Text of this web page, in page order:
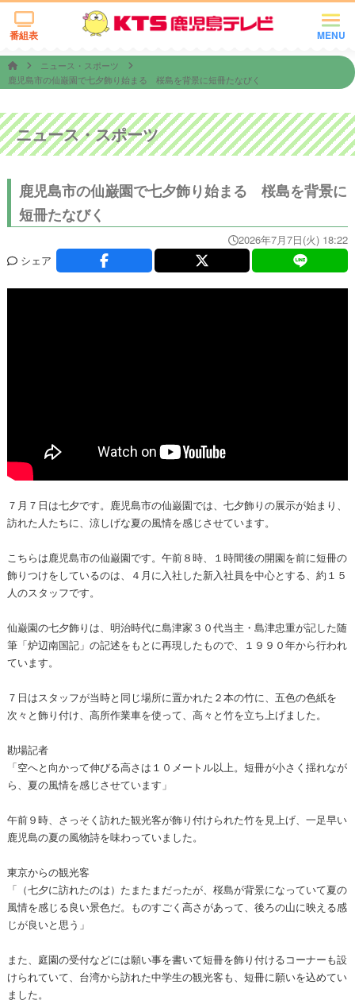
MENU
番組表
ニュース・スポーツ
鹿児島市の仙巌園で七夕飾り始まる 桜島を背景に短冊たなびく
ニュース・スポーツ
鹿児島市の仙巌園で七夕飾り始まる 桜島を背景に
短冊たなびく
2026年7月7日(火) 18:22
シェア
７月７日は七夕です。鹿児島市の仙巌園では、七夕飾りの展示が始まり、
訪れた人たちに、涼しげな夏の風情を感じさせています。
こちらは鹿児島市の仙巌園です。午前８時、１時間後の開園を前に短冊の
飾りつけをしているのは、４月に入社した新入社員を中心とする、約１５
人のスタッフです。
仙巌園の七夕飾りは、明治時代に島津家３０代当主・島津忠重が記した随
筆「炉辺南国記」の記述をもとに再現したもので、１９９０年から行われ
ています。
７日はスタッフが当時と同じ場所に置かれた２本の竹に、五色の色紙を
次々と飾り付け、高所作業車を使って、高々と竹を立ち上げました。
勘場記者
「空へと向かって伸びる高さは１０メートル以上。短冊が小さく揺れなが
ら、夏の風情を感じさせています」
午前９時、さっそく訪れた観光客が飾り付けられた竹を見上げ、一足早い
鹿児島の夏の風物詩を味わっていました。
東京からの観光客
「（七夕に訪れたのは）たまたまだったが、桜島が背景になっていて夏の
風情を感じる良い景色だ。ものすごく高さがあって、後ろの山に映える感
じが良いと思う」
また、庭園の受付などには願い事を書いて短冊を飾り付けるコーナーも設
けられていて、台湾から訪れた中学生の観光客も、短冊に願いを込めてい
ました。